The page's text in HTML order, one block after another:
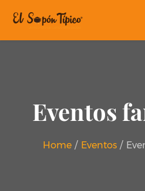
Eventos
Home / Eventos /